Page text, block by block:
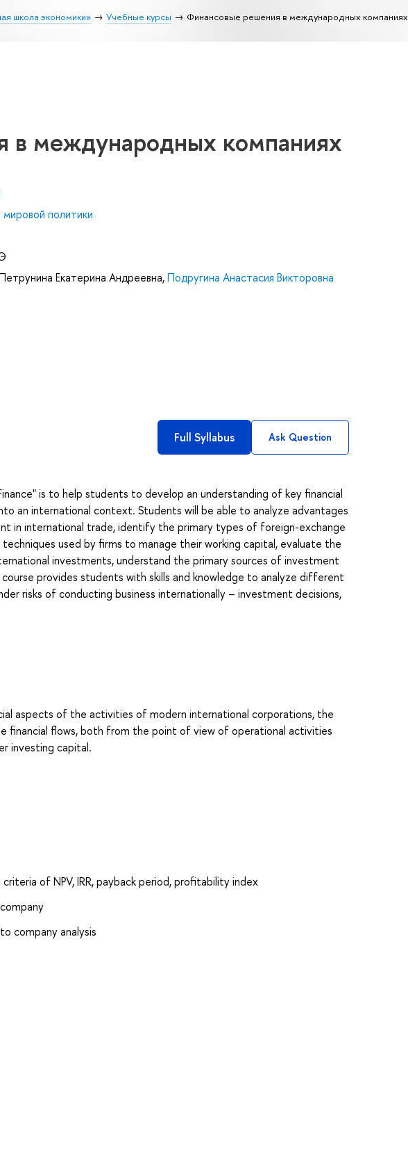
школа экономики» Учебные курсы Финансовые решения в международных компаниях
в международных компаниях
политики
Екатерина Андреевна,Подругина Анастасия Викторовна
Full Syllabus Ask Question
is to help students to develop an understanding of key financial
an international context. Students will be able to analyze advantages
in international trade, identify the primary types of foreign-exchange
used by firms to manage their working capital, evaluate the
investments, understand the primary sources of investment
provides students with skills and knowledge to analyze different
risks of conducting business internationally – investment decisions,
aspects of the activities of modern international corporations, the
financial flows, both from the point of view of operational activities
investing capital.
of NPV, IRR, payback period, profitability index
company analysis